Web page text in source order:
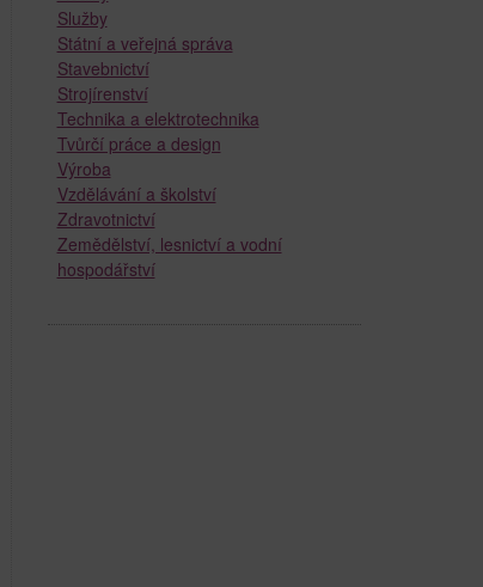
Služby
Státní a veřejná správa
Stavebnictví
Strojírenství
Technika a elektrotechnika
Tvůrčí práce a design
Výroba
Vzdělávání a školství
Zdravotnictví
Zemědělství, lesnictví a vodní
hospodářství